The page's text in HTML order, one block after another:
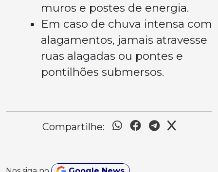
muros e postes de energia.
Em caso de chuva intensa com
alagamentos, jamais atravesse
ruas alagadas ou pontes e
pontilhões submersos.
Compartilhe: